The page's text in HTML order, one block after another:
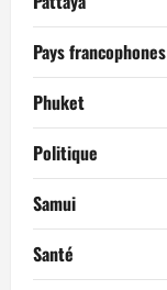
Pays francophones
Phuket
Politique
Samui
Santé